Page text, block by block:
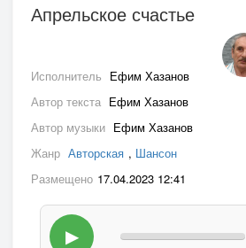
Апрельское счастье
Исполнитель Ефим Хазанов
Автор текста Ефим Хазанов
Автор музыки Ефим Хазанов
Жанр Авторская , Шансон
Размещено 17.04.2023 12:41
▶